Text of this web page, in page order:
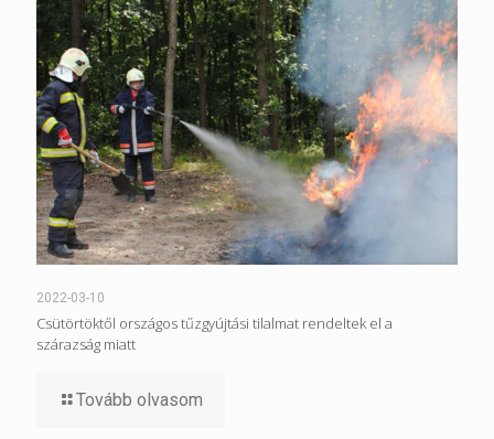
2022-03-10
Csütörtöktől országos tűzgyújtási tilalmat rendeltek el a
szárazság miatt
Tovább olvasom